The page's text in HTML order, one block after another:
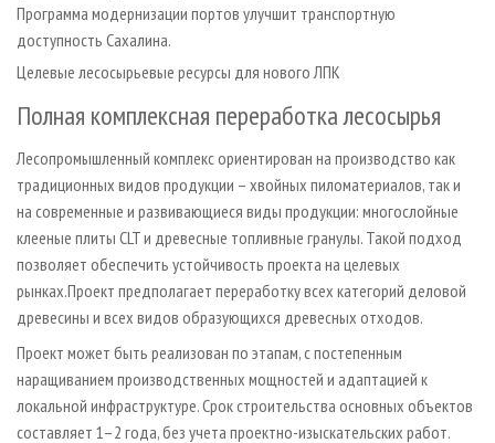
Программа модернизации портов улучшит транспортную
доступность Сахалина.
Целевые лесосырьевые ресурсы для нового ЛПК
Полная комплексная переработка лесосырья
Лесопромышленный комплекс ориентирован на производство как
традиционных видов продукции – хвойных пиломатериалов, так и
на современные и развивающиеся виды продукции: многослойные
клееные плиты CLT и древесные топливные гранулы. Такой подход
позволяет обеспечить устойчивость проекта на целевых
рынках.Проект предполагает переработку всех категорий деловой
древесины и всех видов образующихся древесных отходов.
Проект может быть реализован по этапам, с постепенным
наращиванием производственных мощностей и адаптацией к
локальной инфраструктуре. Срок строительства основных объектов
составляет 1–2 года, без учета проектно-изыскательских работ.